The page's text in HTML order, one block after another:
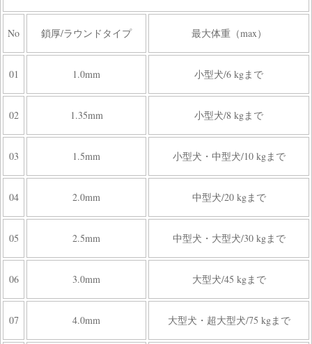
No 鎖厚/ラウンドタイプ 最大体重（max）
01 1.0mm 小型犬/6 kgまで
02 1.35mm 小型犬/8 kgまで
03 1.5mm 小型犬・中型犬/10 kgまで
04 2.0mm 中型犬/20 kgまで
05 2.5mm 中型犬・大型犬/30 kgまで
06 3.0mm 大型犬/45 kgまで
07 4.0mm 大型犬・超大型犬/75 kgまで